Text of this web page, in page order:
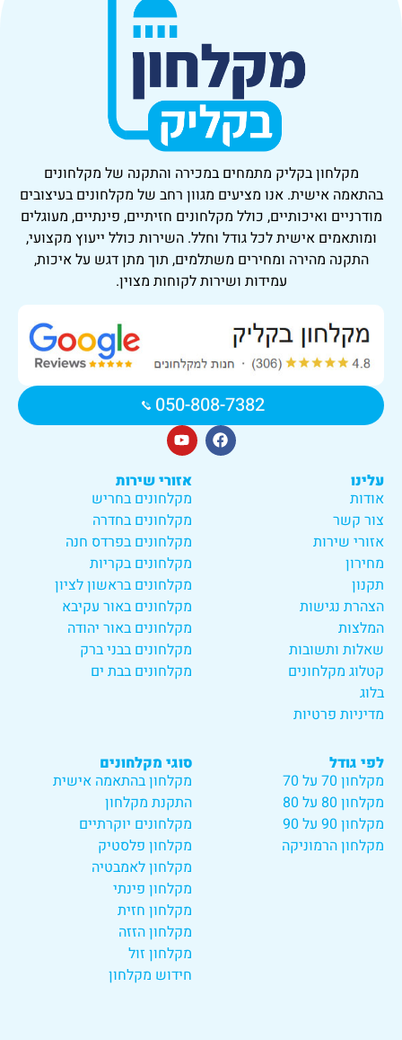
סוגי מקלחונים
מקלחון בהתאמה אישית
התקנת מקלחון
מקלחונים יוקרתיים
מקלחון פלסטיק
מקלחון לאמבטיה
מקלחון פינתי
מקלחון חזית
מקלחון הזזה
מקלחון זול
חידוש מקלחון
לפי גודל
מקלחון 70 על 70
מקלחון 80 על 80
מקלחון 90 על 90
מקלחון הרמוניקה
אזורי שירות
מקלחונים בחריש
מקלחונים בחדרה
מקלחונים בפרדס חנה
מקלחונים בקריות
מקלחונים בראשון לציון
מקלחונים באור עקיבא
מקלחונים באור יהודה
מקלחונים בבני ברק
מקלחונים בבת ים
עלינו
אודות
צור קשר
אזורי שירות
מחירון
תקנון
הצהרת נגישות
המלצות
שאלות ותשובות
קטלוג מקלחונים
בלוג
מדיניות פרטיות
מקלחון בקליקמתמחים במכירה והתקנה של מקלחונים
בהתאמה אישית. אנו מציעים מגוון רחב של מקלחונים בעיצובים
מודרניים ואיכותיים, כולל מקלחונים חזיתיים, פינתיים, מעוגלים
ומותאמים אישית לכל גודל וחלל. השירות כולל ייעוץ מקצועי,
התקנה מהירה ומחירים משתלמים, תוך מתן דגש על איכות,
עמידות ושירות לקוחות מצוין.
050-808-7382